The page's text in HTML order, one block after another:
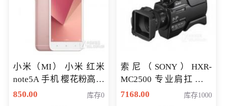
小米（MI） 小米 红米
note5A 手机 樱花粉高配
版 全网通(3G+32G)
850.00 库存0
索尼（SONY）HXR-
MC2500 专业肩扛式存
储卡全高清摄录一体机
7168.00 库存1000